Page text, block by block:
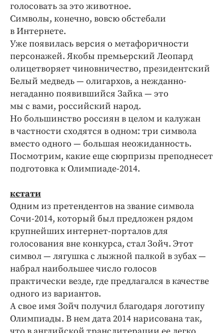
голосовать за это животное.
Символы, конечно, ­вовсю обстебали
в Интернете.
Уже появилась версия о метафоричности
персонажей. Якобы премьерский Леопард
олицетворяет чиновничество, президентский
Белый медведь — олигархов, а нежданно-
негаданно появившийся Зайка — это
мы с вами, российский народ.
Но большинство россиян в целом и калужан
в частности сходятся в одном: три символа
вместо одного — большая неожиданность.
Посмотрим, какие еще сюрпризы преподнесет
подготовка к Олимпиаде-2014.
кстати
Одним из претендентов на звание символа
Сочи-2014, который был предложен рядом
крупнейших интернет-порталов для
голосования вне конкурса, стал Зойч. Этот
символ — лягушка с лыжной палкой в зубах —
набрал наибольшее число голосов
практически везде, где предлагался в качестве
одного из вариантов.
А свое имя Зойч получил благодаря логотипу
Олимпиады. В нем дата 2014 нарисована так,